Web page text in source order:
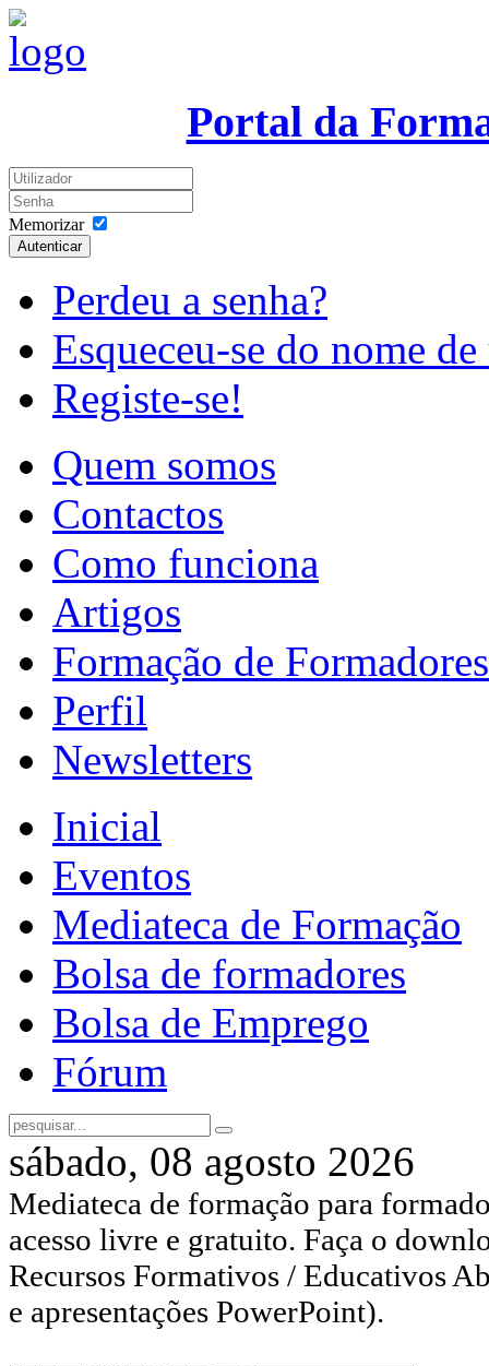
Portal da
Memorizar
Autenticar
Perdeu a senha?
Esqueceu-se do nome
Registe-se!
Quem somos
Contactos
Como funciona
Artigos
Formação de Formadores
Perfil
Newsletters
Inicial
Eventos
Mediateca de Formação
Bolsa de formadores
Bolsa de Emprego
Fórum
sábado, 08 agosto 2026
Mediateca de formação para
acesso livre e gratuito. Faça o
Recursos Formativos / Educativos
e apresentações PowerPoint).